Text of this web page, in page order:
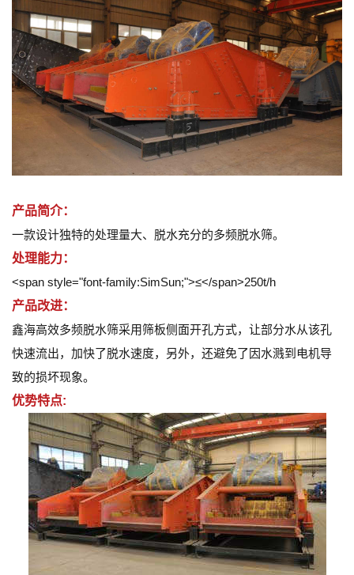
产品简介：
一款设计独特的处理量大、脱水充分的多频脱水筛。
处理能力：
<span style="font-family:SimSun;">≤</span>250t/h
产品改进：
鑫海高效多频脱水筛采用筛板侧面开孔方式，让部分水从该孔
快速流出，加快了脱水速度，另外，还避免了因水溅到电机导
致的损坏现象。
优势特点: